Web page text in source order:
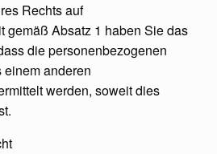
Rechts auf
gemäß Absatz 1 haben Sie das
die personenbezogenen
einem anderen
werden, soweit dies